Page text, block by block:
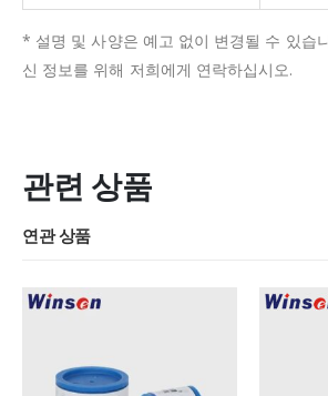
* 설명 및 사양은 예고 없이 변경될 수 있습
신 정보를 위해 저희에게 연락하십시오.
관련 상품
연관 상품